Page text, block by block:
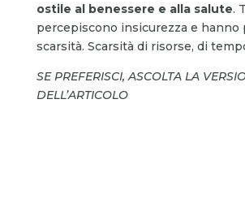
ostile al benessere e alla salute.
percepiscono insicurezza e hanno
scarsità. Scarsità di risorse, di
SE PREFERISCI, ASCOLTA LA
DELL’ARTICOLO